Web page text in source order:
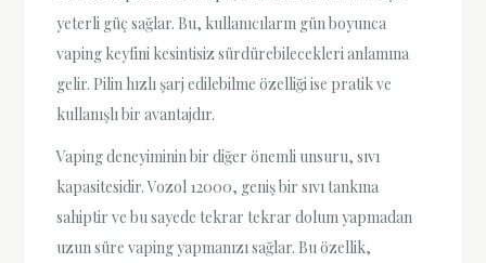
yeterli güç sağlar. Bu, kullanıcıların gün boyunca
vaping keyfini kesintisiz sürdürebilecekleri anlamına
gelir. Pilin hızlı şarj edilebilme özelliği ise pratik ve
kullanışlı bir avantajdır.
Vaping deneyiminin bir diğer önemli unsuru, sıvı
kapasitesidir. Vozol 12000, geniş bir sıvı tankına
sahiptir ve bu sayede tekrar tekrar dolum yapmadan
uzun süre vaping yapmanızı sağlar. Bu özellik,